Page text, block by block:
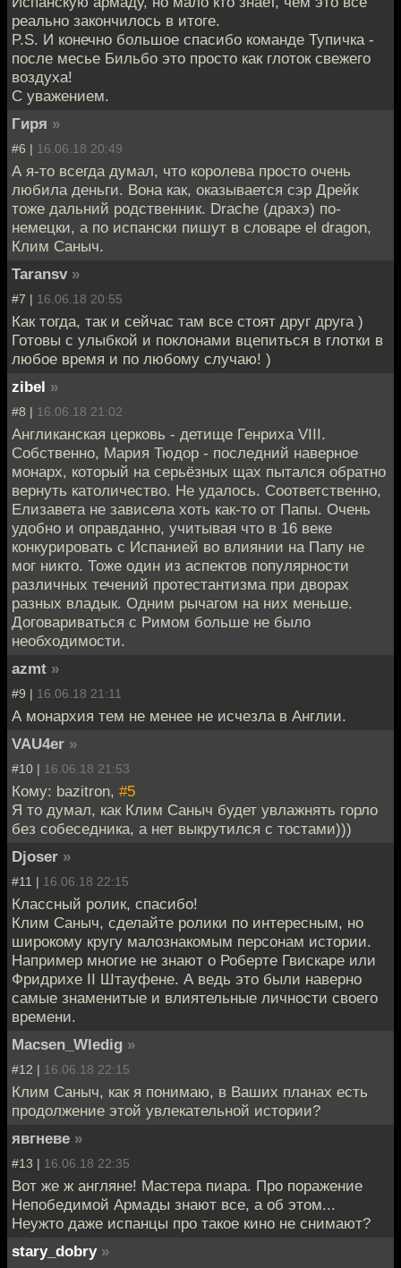
реально закончилось в итоге.
P.S. И конечно большое спасибо команде Тупичка -
после месье Бильбо это просто как глоток свежего
воздуха!
С уважением.
Гиря »
#6 | 16.06.18 20:49
А я-то всегда думал, что королева просто очень
любила деньги. Вона как, оказывается сэр Дрейк
тоже дальний родственник. Drache (драхэ) по-
немецки, а по испански пишут в словаре el dragon,
Клим Саныч.
Taransv »
#7 | 16.06.18 20:55
Как тогда, так и сейчас там все стоят друг друга )
Готовы с улыбкой и поклонами вцепиться в глотки в
любое время и по любому случаю! )
zibel »
#8 | 16.06.18 21:02
Англиканская церковь - детище Генриха VIII.
Собственно, Мария Тюдор - последний наверное
монарх, который на серьёзных щах пытался обратно
вернуть католичество. Не удалось. Соответственно,
Елизавета не зависела хоть как-то от Папы. Очень
удобно и оправданно, учитывая что в 16 веке
конкурировать с Испанией во влиянии на Папу не
мог никто. Тоже один из аспектов популярности
различных течений протестантизма при дворах
разных владык. Одним рычагом на них меньше.
Договариваться с Римом больше не было
необходимости.
azmt »
#9 | 16.06.18 21:11
А монархия тем не менее не исчезла в Англии.
VAU4er »
#10 | 16.06.18 21:53
Кому: bazitron, #5
Я то думал, как Клим Саныч будет увлажнять горло
без собеседника, а нет выкрутился с тостами)))
Djoser »
#11 | 16.06.18 22:15
Классный ролик, спасибо!
Клим Саныч, сделайте ролики по интересным, но
широкому кругу малознакомым персонам истории.
Например многие не знают о Роберте Гвискаре или
Фридрихе II Штауфене. А ведь это были наверно
самые знаменитые и влиятельные личности своего
времени.
Macsen_Wledig »
#12 | 16.06.18 22:15
Клим Саныч, как я понимаю, в Ваших планах есть
продолжение этой увлекательной истории?
явгневе »
#13 | 16.06.18 22:35
Вот же ж англяне! Мастера пиара. Про поражение
Непобедимой Армады знают все, а об этом...
Неужто даже испанцы про такое кино не снимают?
stary_dobry »